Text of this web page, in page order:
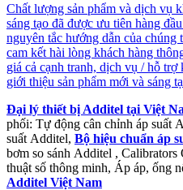
Chất lượng sản phẩm và dịch vụ
sáng tạo đã được ưu tiên hàng
nguyên tắc hướng dẫn của
cam kết hài lòng khách hàng
giá cả cạnh tranh, dịch vụ / hỗ
giới thiệu sản phẩm mới và sáng
Đại lý thiết bị Additel tại Việt
phối: Tự động cân chỉnh áp suất
suất Additel, Bộ hiệu chuẩn áp
bơm so sánh Additel ,
thuật số thông minh, Áp áp, ống
Additel Việt Nam